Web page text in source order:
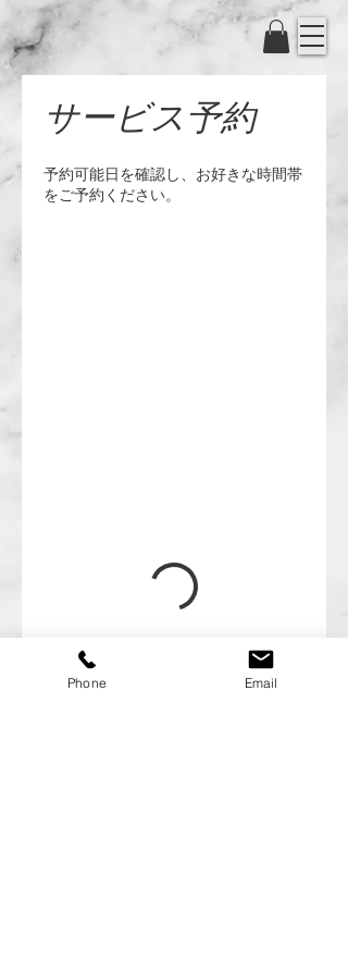
サービス予約
予約可能日を確認し、お好きな時間帯
をご予約ください。
Phone Email